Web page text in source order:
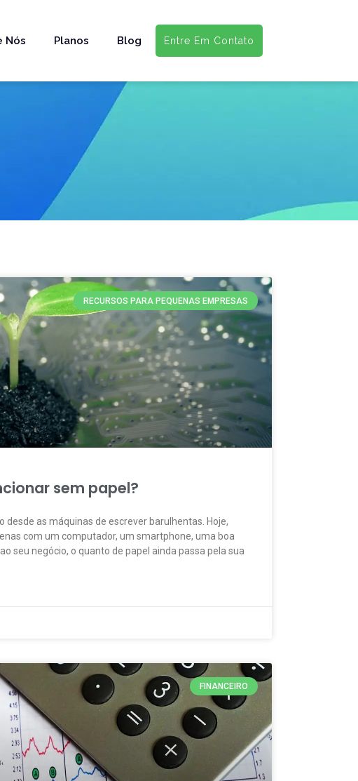
Nós Planos Blog Entre Em Contato
RECURSOS PARA PEQUENAS EMPRESAS
sem papel?
as máquinas de escrever barulhentas. Hoje,
com um computador, um smartphone, uma boa
seu negócio, o quanto de papel ainda passa pela sua
FINANCEIRO